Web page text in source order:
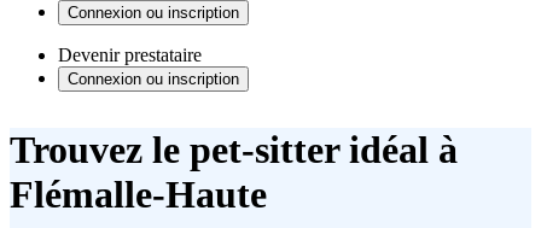
Connexion ou inscription
Devenir prestataire
Connexion ou inscription
Trouvez le pet-sitter idéal à
Flémalle-Haute